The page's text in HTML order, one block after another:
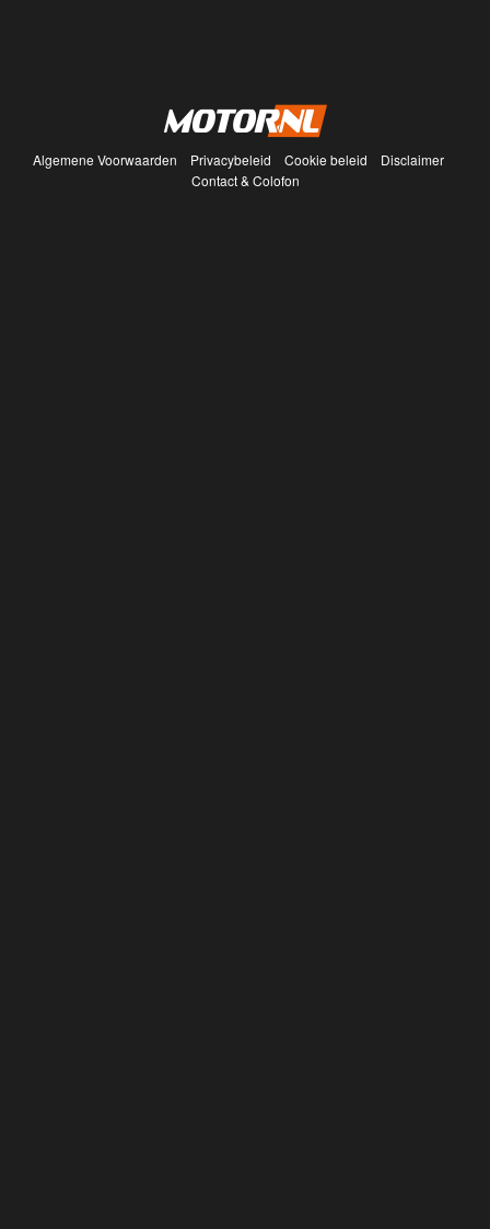
Algemene Voorwaarden Privacybeleid Cookie beleid
Disclaimer
Contact & Colofon